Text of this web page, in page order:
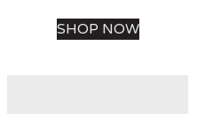
SHOP NOW